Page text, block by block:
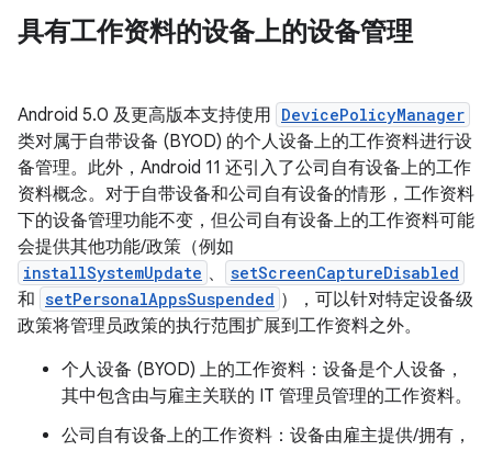
具有工作资料的设备上的设备管理
Android 5.0 及更高版本支持使用 DevicePolicyManager
类对属于自带设备 (BYOD) 的个人设备上的工作资料进行设
备管理。此外，Android 11 还引入了公司自有设备上的工作
资料概念。对于自带设备和公司自有设备的情形，工作资料
下的设备管理功能不变，但公司自有设备上的工作资料可能
会提供其他功能/政策（例如
installSystemUpdate 、 setScreenCaptureDisabled
和 setPersonalAppsSuspended ），可以针对特定设备级
政策将管理员政策的执行范围扩展到工作资料之外。
个人设备 (BYOD) 上的工作资料：设备是个人设备，
其中包含由与雇主关联的 IT 管理员管理的工作资料。
公司自有设备上的工作资料：设备由雇主提供/拥有，